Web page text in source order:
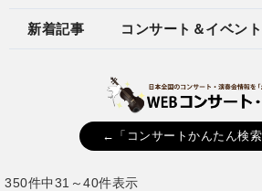
新着記事 コンサート＆イベント
←「コンサートかんたん検
350件中31～40件表示